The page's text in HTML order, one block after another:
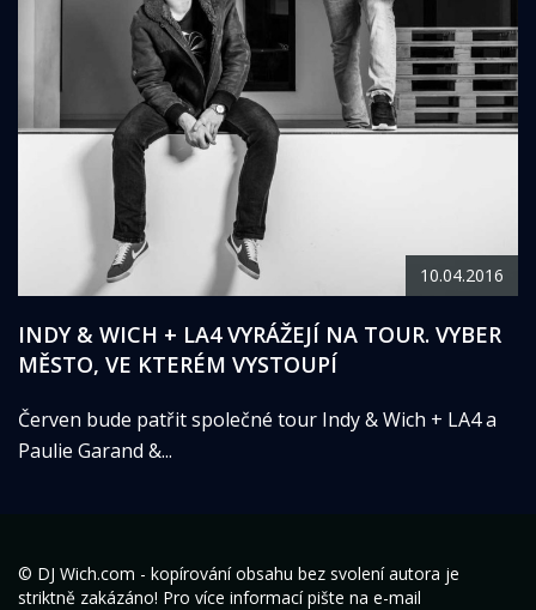
10.04.2016
INDY & WICH + LA4 VYRÁŽEJÍ NA TOUR. VYBER
MĚSTO, VE KTERÉM VYSTOUPÍ
Červen bude patřit společné tour Indy & Wich + LA4 a
Paulie Garand &...
© DJ Wich.com - kopírování obsahu bez svolení autora je
striktně zakázáno! Pro více informací pište na e-mail